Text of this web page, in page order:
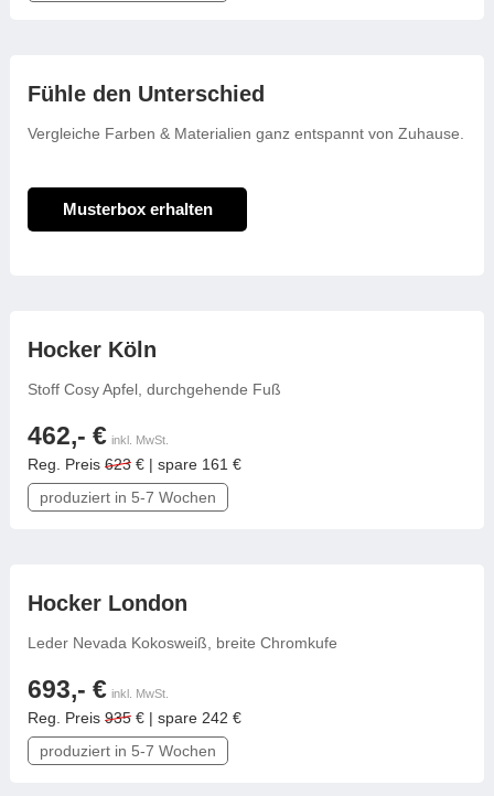
Fühle den Unterschied
Vergleiche Farben & Materialien ganz entspannt von Zuhause.
Musterbox erhalten
Hocker Köln
Stoff Cosy Apfel, durchgehende Fuß
462,- € inkl. MwSt.
Reg. Preis 623 € | spare 161 €
produziert in 5-7 Wochen
Hocker London
Leder Nevada Kokosweiß, breite Chromkufe
693,- € inkl. MwSt.
Reg. Preis 935 € | spare 242 €
produziert in 5-7 Wochen